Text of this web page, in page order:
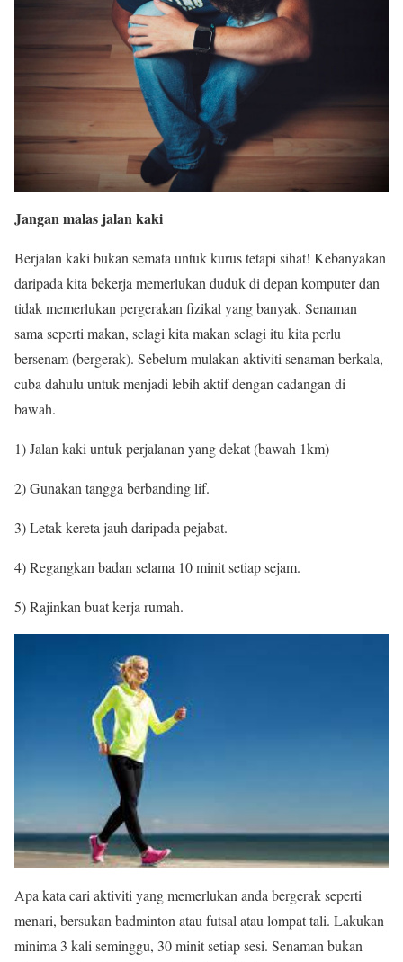
Jangan malas jalan kaki
Berjalan kaki bukan semata untuk kurus tetapi sihat! Kebanyakan
daripada kita bekerja memerlukan duduk di depan komputer dan
tidak memerlukan pergerakan fizikal yang banyak. Senaman
sama seperti makan, selagi kita makan selagi itu kita perlu
bersenam (bergerak). Sebelum mulakan aktiviti senaman berkala,
cuba dahulu untuk menjadi lebih aktif dengan cadangan di
bawah.
1) Jalan kaki untuk perjalanan yang dekat (bawah 1km)
2) Gunakan tangga berbanding lif.
3) Letak kereta jauh daripada pejabat.
4) Regangkan badan selama 10 minit setiap sejam.
5) Rajinkan buat kerja rumah.
Apa kata cari aktiviti yang memerlukan anda bergerak seperti
menari, bersukan badminton atau futsal atau lompat tali. Lakukan
minima 3 kali seminggu, 30 minit setiap sesi. Senaman bukan